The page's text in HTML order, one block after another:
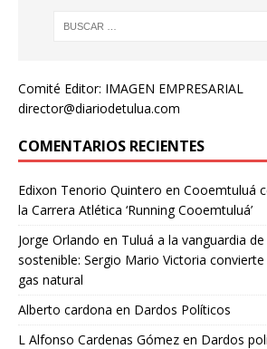
Comité Editor: IMAGEN EMPRESARIAL
director@diariodetulua.com
COMENTARIOS RECIENTES
Edixon Tenorio Quintero en Cooemtuluá
la Carrera Atlética ‘Running Cooemtuluá’
Jorge Orlando en Tuluá a la vanguardia
sostenible: Sergio Mario Victoria
gas natural
Alberto cardona en Dardos Políticos
L Alfonso Cardenas Gómez en Dardos